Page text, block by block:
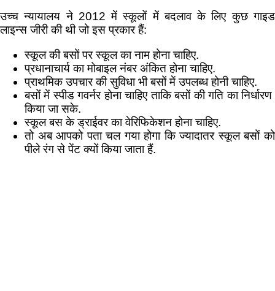
उच्च न्यायालय ने 2012 में स्कूलों में बदलाव के लिए कुछ गाइड
लाइन्स जीरी की थी जो इस प्रकार हैं:
स्कूल की बसों पर स्कूल का नाम होना चाहिए.
प्रधानाचार्य का मोबाइल नंबर अंकित होना चाहिए.
प्राथमिक उपचार की सुविधा भी बसों में उपलब्ध होनी चाहिए.
बसों में स्पीड गवर्नर होना चाहिए ताकि बसों की गति का निर्धारण
किया जा सके.
स्कूल बस के ड्राईवर का वेरिफिकेशन होना चाहिए.
तो अब आपको पता चल गया होगा कि ज्यादातर स्कूल बसों को
पीले रंग से पेंट क्यों किया जाता हैं.